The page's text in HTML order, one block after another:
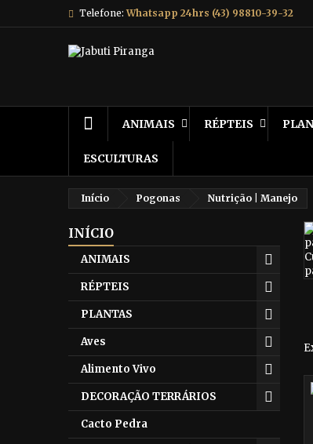
Telefone: Whatsapp 24hrs (43) 98810-39-32
ANIMAIS RÉPTEIS
ESCULTURAS
Início Pogonas Nutrição | Manejo
INÍCIO
ANIMAIS
RÉPTEIS
PLANTAS
Aves
Alimento Vivo
DECORAÇÃO TERRÁRIOS
Cacto Pedra